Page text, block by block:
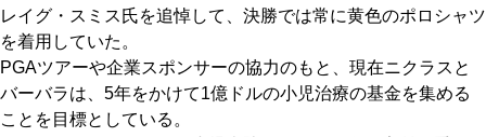
レイグ・スミス氏を追悼して、決勝では常に黄色のポロシャツ
を着用していた。
PGAツアーや企業スポンサーの協力のもと、現在ニクラスと
バーバラは、5年をかけて1億ドルの小児治療の基金を集める
ことを目標としている。
Golf News ゴルフニュース
REVIEWS 製品レビュー
DRIVERS ドライバー